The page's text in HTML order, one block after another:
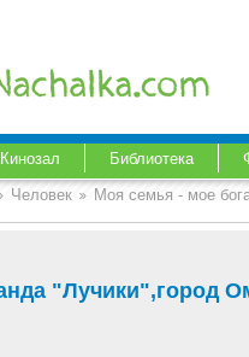
Кинозал Библиотека
Человек Моя семья - мое
"Лучики",город